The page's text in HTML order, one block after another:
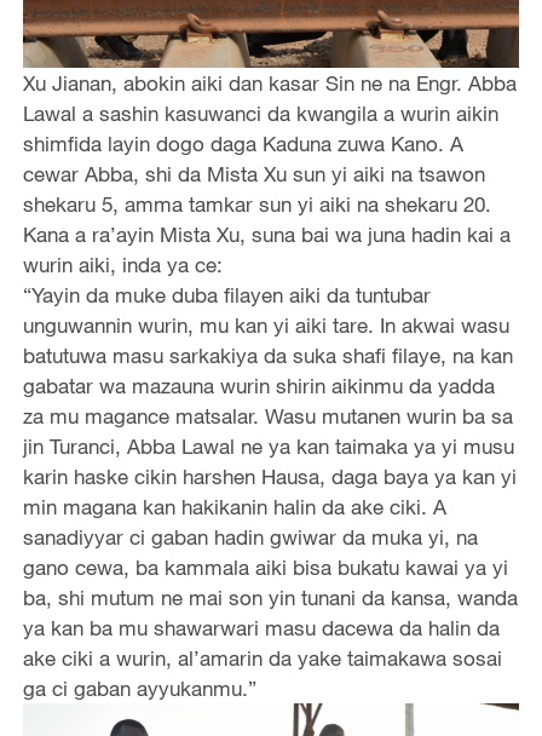
Xu Jianan, abokin aiki dan kasar Sin ne na Engr. Abba
Lawal a sashin kasuwanci da kwangila a wurin aikin
shimfida layin dogo daga Kaduna zuwa Kano. A
cewar Abba, shi da Mista Xu sun yi aiki na tsawon
shekaru 5, amma tamkar sun yi aiki na shekaru 20.
Kana a ra’ayin Mista Xu, suna bai wa juna hadin kai a
wurin aiki, inda ya ce:
“Yayin da muke duba filayen aiki da tuntubar
unguwannin wurin, mu kan yi aiki tare. In akwai wasu
batutuwa masu sarkakiya da suka shafi filaye, na kan
gabatar wa mazauna wurin shirin aikinmu da yadda
za mu magance matsalar. Wasu mutanen wurin ba sa
jin Turanci, Abba Lawal ne ya kan taimaka ya yi musu
karin haske cikin harshen Hausa, daga baya ya kan yi
min magana kan hakikanin halin da ake ciki. A
sanadiyyar ci gaban hadin gwiwar da muka yi, na
gano cewa, ba kammala aiki bisa bukatu kawai ya yi
ba, shi mutum ne mai son yin tunani da kansa, wanda
ya kan ba mu shawarwari masu dacewa da halin da
ake ciki a wurin, al’amarin da yake taimakawa sosai
ga ci gaban ayyukanmu.”